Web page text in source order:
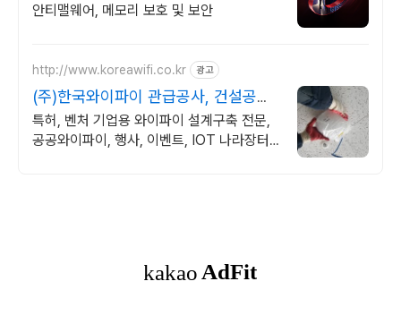
안티맬웨어, 메모리 보호 및 보안
http://www.koreawifi.co.kr 광고
(주)한국와이파이 관급공사, 건설공사
가능
특허, 벤처 기업용 와이파이 설계구축 전문,
공공와이파이, 행사, 이벤트, IOT 나라장터